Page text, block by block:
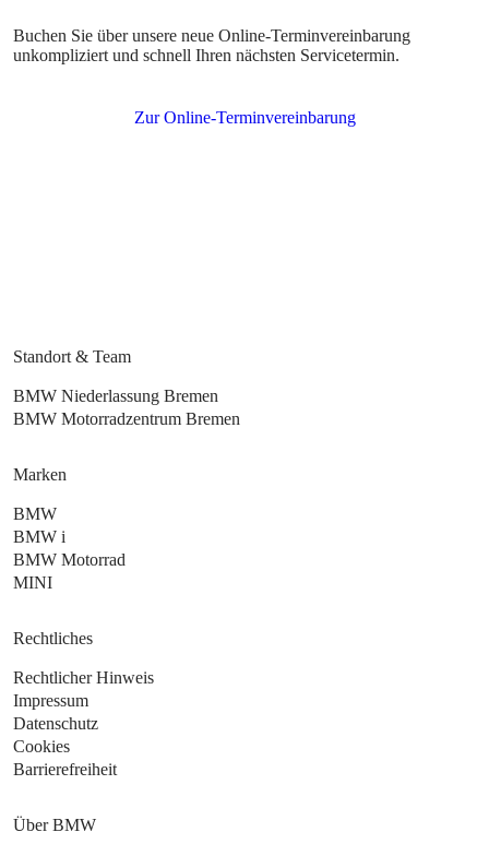
Buchen Sie über unsere neue Online-Terminvereinbarung
unkompliziert und schnell Ihren nächsten Servicetermin.